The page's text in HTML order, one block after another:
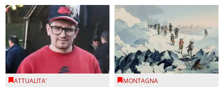
ATTUALITA' MONTAGNA